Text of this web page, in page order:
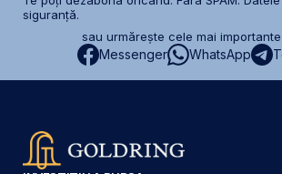
siguranță.
sau urmărește cele mai
Messenger WhatsApp